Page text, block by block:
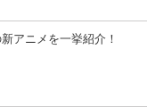
アニメを一挙紹介！